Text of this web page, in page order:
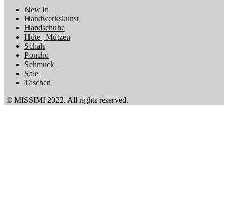
New In
Handwerkskunst
Handschuhe
Hüte | Mützen
Schals
Poncho
Schmuck
Sale
Taschen
© MISSIMI 2022. All rights reserved.